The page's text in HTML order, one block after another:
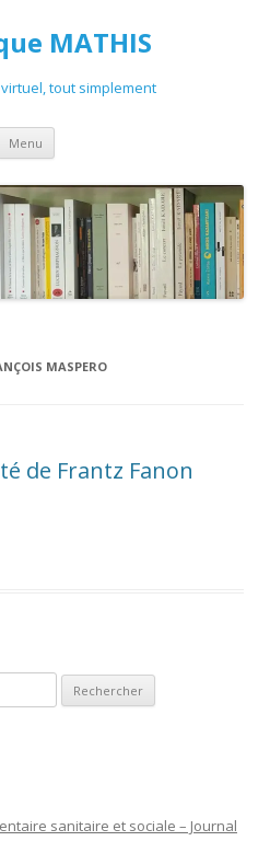
MATHIS
tout simplement
Menu Aller
contenu
MASPERO
de Frantz Fanon
sanitaire et sociale – Journal